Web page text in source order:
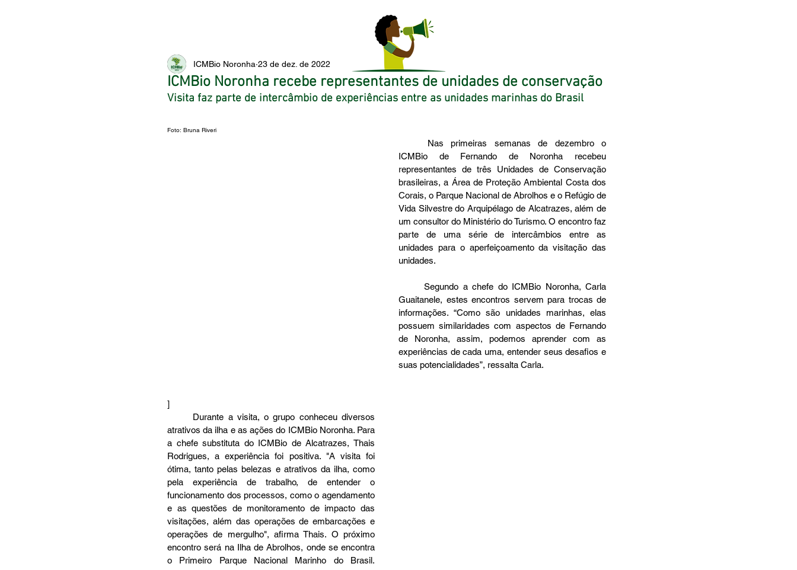
ICMBio Noronha recebe representantes de unidades de conservação
ICMBio Noronha 23 de dez. de 2022
Visita faz parte de intercâmbio de experiências entre as unidades marinhas do Brasil
Foto: Bruna Riveri
ICMBio de Fernando de Noronha recebeu
representantes de três Unidades de Conservação
brasileiras, a Área de Proteção Ambiental Costa dos
Corais, o Parque Nacional de Abrolhos e o Refúgio de
Vida Silvestre do Arquipélago de Alcatrazes, além de
um consultor do Ministério do Turismo. O encontro faz
parte de uma série de intercâmbios entre as
unidades para o aperfeiçoamento da visitação das
unidades.
	Segundo a chefe do ICMBio Noronha, Carla
Guaitanele, estes encontros servem para trocas de
informações. “Como são unidades marinhas, elas
possuem similaridades com aspectos de Fernando
de Noronha, assim, podemos aprender com as
experiências de cada uma, entender seus desafios e
suas potencialidades”, ressalta Carla.
]
atrativos da ilha e as ações do ICMBio Noronha. Para
a chefe substituta do ICMBio de Alcatrazes, Thais
Rodrigues, a experiência foi positiva. "A visita foi
ótima, tanto pelas belezas e atrativos da ilha, como
pela experiência de trabalho, de entender o
funcionamento dos processos, como o agendamento
e as questões de monitoramento de impacto das
visitações, além das operações de embarcações e
operações de mergulho", afirma Thais. O próximo
encontro será na Ilha de Abrolhos, onde se encontra